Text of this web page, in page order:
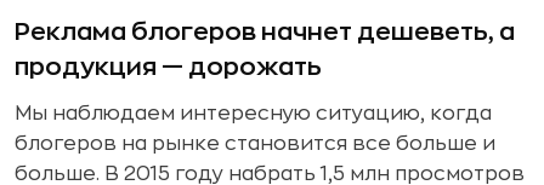
Реклама блогеров начнет дешеветь, а
продукция — дорожать
Мы наблюдаем интересную ситуацию, когда
блогеров на рынке становится все больше и
больше. В 2015 году набрать 1,5 млн просмотров